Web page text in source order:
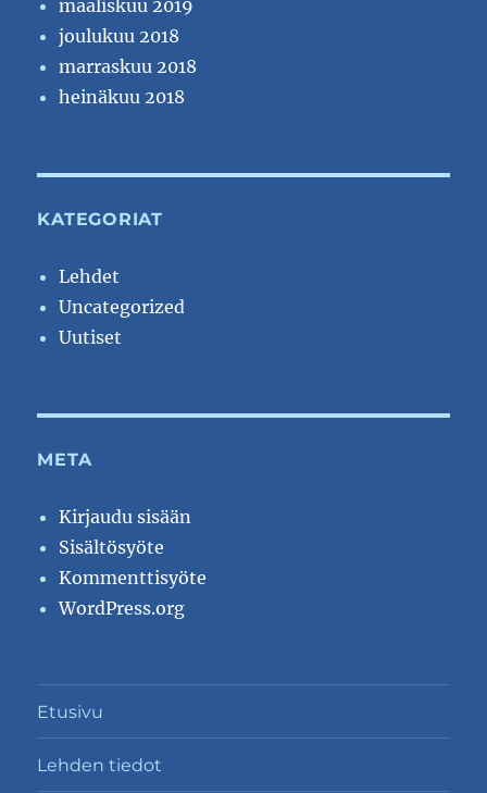
maaliskuu 2019
joulukuu 2018
marraskuu 2018
heinäkuu 2018
KATEGORIAT
Lehdet
Uncategorized
Uutiset
META
Kirjaudu sisään
Sisältösyöte
Kommenttisyöte
WordPress.org
Etusivu
Lehden tiedot